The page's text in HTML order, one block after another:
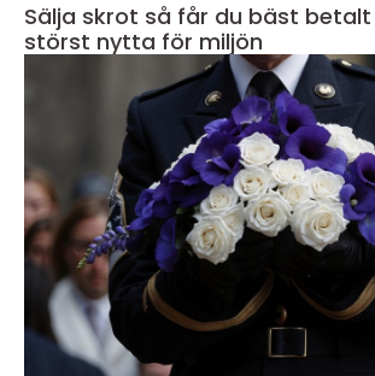
Sälja skrot så får du bäst betalt och gör
störst nytta för miljön